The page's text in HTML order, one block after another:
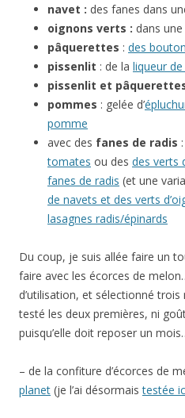
navet : des fanes dans
oignons verts : dans une
pâquerettes : des
pissenlit : de la liqueur
pissenlit et
pommes : gelée d’
pomme
avec des fanes de radis
tomates ou des des verts
fanes de radis (et une
de navets et des verts
lasagnes radis/épinards
Du coup, je suis allée faire un
faire avec les écorces de
d’utilisation, et sélectionné trois
testé les deux premières, ni
puisqu’elle doit reposer un
– de la confiture d’écorces de
planet (je l’ai désormaistestée